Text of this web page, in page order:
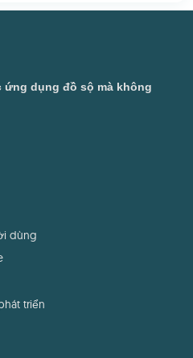
ứng dụng đồ sộ mà không
dùng
triển